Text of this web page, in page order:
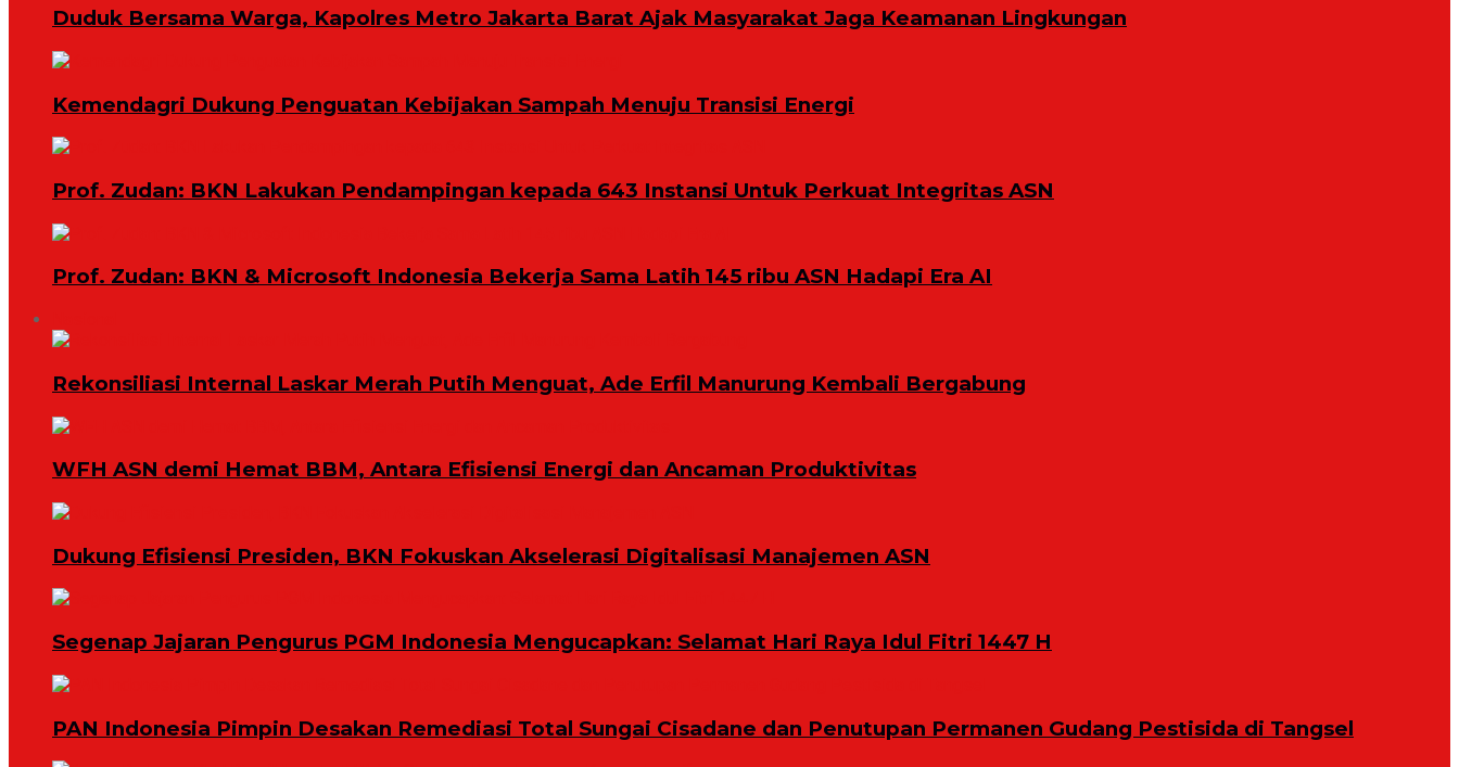
Duduk Bersama Warga, Kapolres Metro Jakarta Barat Ajak Masyarakat Jaga Keamanan Lingkungan
Kemendagri Dukung Penguatan Kebijakan Sampah Menuju Transisi Energi
Prof. Zudan: BKN Lakukan Pendampingan kepada 643 Instansi Untuk Perkuat Integritas ASN
Prof. Zudan: BKN & Microsoft Indonesia Bekerja Sama Latih 145 ribu ASN Hadapi Era AI
Rekonsiliasi Internal Laskar Merah Putih Menguat, Ade Erfil Manurung Kembali Bergabung
WFH ASN demi Hemat BBM, Antara Efisiensi Energi dan Ancaman Produktivitas
Dukung Efisiensi Presiden, BKN Fokuskan Akselerasi Digitalisasi Manajemen ASN
Segenap Jajaran Pengurus PGM Indonesia Mengucapkan: Selamat Hari Raya Idul Fitri 1447 H
PAN Indonesia Pimpin Desakan Remediasi Total Sungai Cisadane dan Penutupan Permanen Gudang Pestisida di Tangsel